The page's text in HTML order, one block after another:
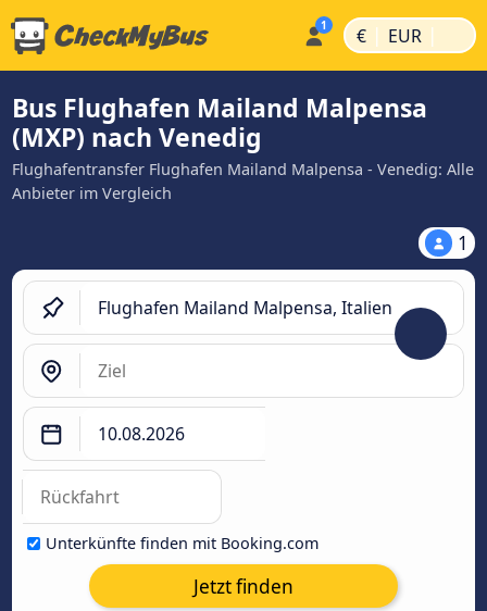
€ | EUR |
Bus Flughafen Mailand Malpensa
(MXP) nach Venedig
Flughafentransfer Flughafen Mailand Malpensa - Venedig: Alle
Anbieter im Vergleich
1
Unterkünfte finden mit Booking.com
Jetzt finden